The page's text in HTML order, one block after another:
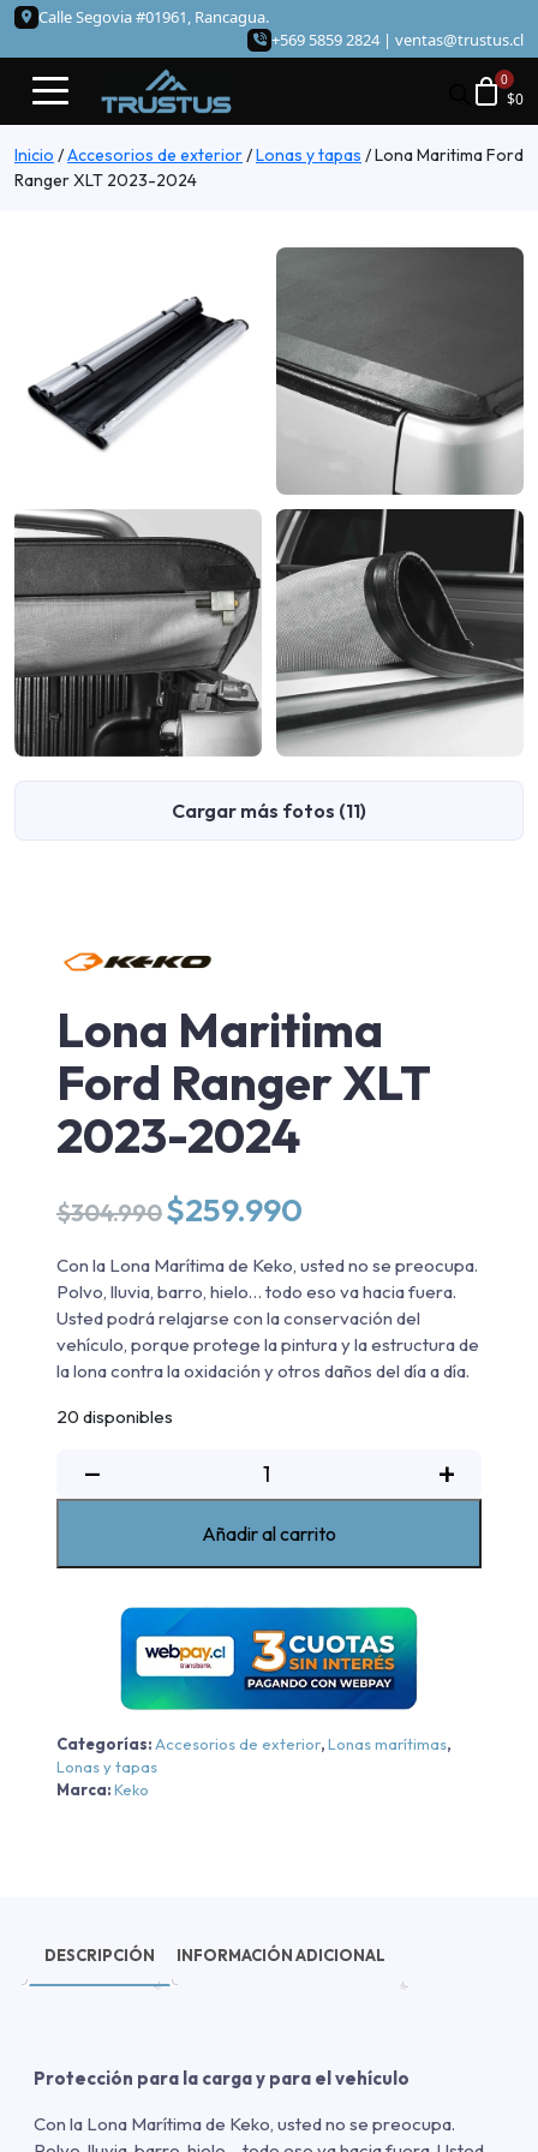
Calle Segovia #01961, Rancagua.
+569 5859 2824 | ventas@trustus.cl
$0
Inicio /Accesorios de exterior/Lonas y tapas /Lona Maritima Ford
Ranger XLT 2023-2024
Cargar más fotos (11)
Lona Maritima
Ford Ranger XLT
2023-2024
$304.990 El
precio
original
era:
$304.990.
$259.990
actual
es:
$259.990.
Con la Lona Marítima de Keko, usted no se preocupa.
Polvo, lluvia, barro, hielo… todo eso va hacia fuera.
Usted podrá relajarse con la conservación del
vehículo, porque protege la pintura y la estructura de
la lona contra la oxidación y otros daños del día a día.
20 disponibles
−
2023-
2024
cantidad
+
Añadir al carrito
Categorías:Accesorios de exterior,Lonas marítimas,
Lonas y tapas
Marca:Keko
DESCRIPCIÓN INFORMACIÓN ADICIONAL
Protección para la carga y para el vehículo
Con la Lona Marítima de Keko, usted no se preocupa.